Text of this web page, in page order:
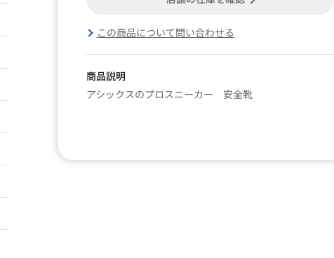
この商品について問い合わせる
商品説明
アシックスのプロスニーカー 安全靴